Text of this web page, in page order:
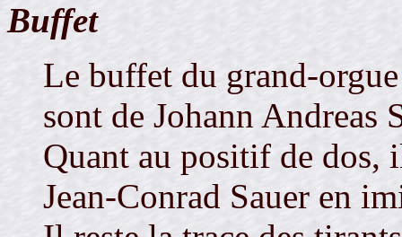
Buffet
Le buffet du grand-
sont de Johann Andreas
Quant au positif de dos,
Jean-Conrad Sauer en